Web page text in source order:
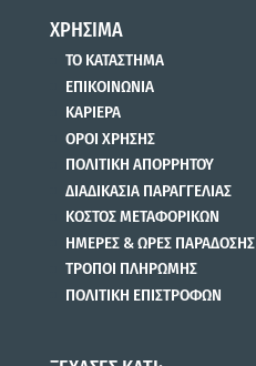
ΧΡΗΣΙΜΑ
ΤΟ ΚΑΤΑΣΤΗΜΑ
ΕΠΙΚΟΙΝΩΝΙΑ
ΚΑΡΙΕΡΑ
ΟΡΟΙ ΧΡΗΣΗΣ
ΠΟΛΙΤΙΚΗ ΑΠΟΡΡΗΤΟΥ
ΔΙΑΔΙΚΑΣΙΑ ΠΑΡΑΓΓΕΛΙΑΣ
ΚΟΣΤΟΣ ΜΕΤΑΦΟΡΙΚΩΝ
ΗΜΕΡΕΣ & ΩΡΕΣ ΠΑΡΑΔΟΣΗΣ
ΤΡΟΠΟΙ ΠΛΗΡΩΜΗΣ
ΠΟΛΙΤΙΚΗ ΕΠΙΣΤΡΟΦΩΝ